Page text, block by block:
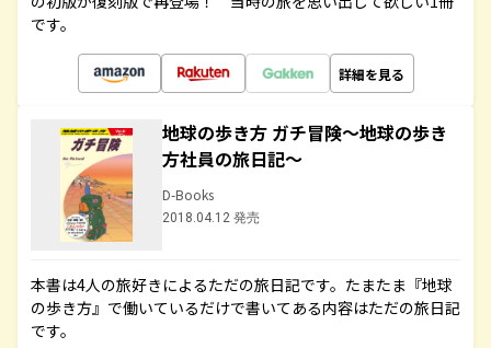
です。
詳細を見る
地球の歩き方 ガチ冒険～地球の歩き
方社員の旅日記～
D-Books
2018.04.12 発売
本書は4人の旅好きによるただの旅日記です。たまたま『地球
の歩き方』で働いているだけで書いてある内容はただの旅日記
です。